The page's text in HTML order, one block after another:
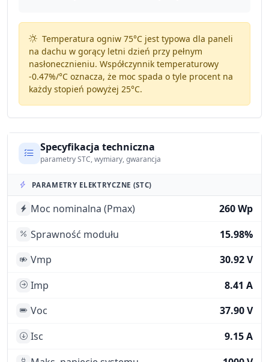
Temperatura ogniw 75°C jest typowa dla paneli
na dachu w gorący letni dzień przy pełnym
nasłonecznieniu. Współczynnik temperaturowy
-0.47%/°Coznacza, że moc spada o tyle procent na
każdy stopień powyżej 25°C.
Specyfikacja techniczna
parametry STC, wymiary, gwarancja
PARAMETRY ELEKTRYCZNE (STC)
Moc nominalna (Pmax)
260 Wp
Sprawność modułu
15.98%
Vmp
30.92 V
Imp
8.41 A
Voc
37.90 V
Isc
9.15 A